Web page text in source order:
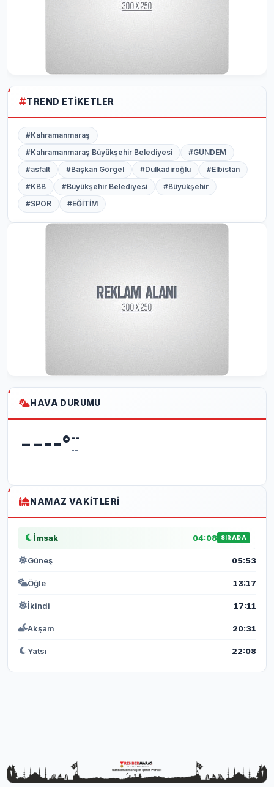
TREND ETIKETLER
#Kahramanmaraş
#Kahramanmaraş Büyükşehir Belediyesi
#GÜNDEM
#asfalt
#Başkan Görgel #Dulkadiroğlu
#Elbistan
#KBB
#Büyükşehir Belediyesi
#Büyükşehir
#SPOR
#EĞİTİM
HAVA DURUMU
----°--
--
NAMAZ VAKITLERI
İmsak 04:08 SIRADA
Güneş 05:53
Öğle 13:17
İkindi 17:11
Akşam 20:31
Yatsı 22:08